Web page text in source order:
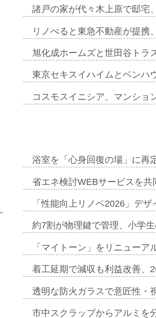
諸戸の家が代々木上原で邸宅
リノべると東急不動産が提携
旭化成ホームズと世田谷トラ
東京セキスイハイムとベン
コスモスイニシア、マンシ
浴室を「心身回復の場」に
省エネ検討WEBサービスを
「性能向上リノベ2026」デ
約7割が物理鍵で管理、小学
「マイトーン」をリニュー
着工延期で減収も利益改善
透明な防火ガラスで意匠性・
市中スクラップからアルミ